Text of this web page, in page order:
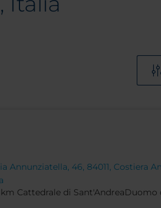
Annunziatella, 46, 84011, Costiera
km Cattedrale di Sant'AndreaDuomo